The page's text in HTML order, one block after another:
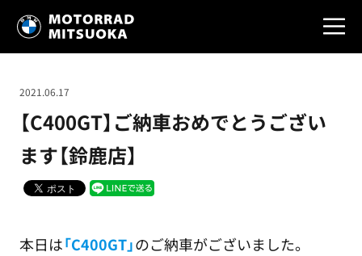
【C400GT】ご納車おめでとうござい
ます【鈴鹿店】
2021.06.17
本日は「C400GT」のご納車がございました。